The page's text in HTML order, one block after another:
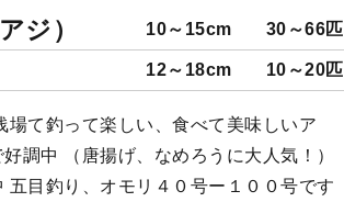
ジ） 10～15cm 30～66匹
12～18cm 10～20匹
場て釣って楽しい、食べて美味しいア
調中 （唐揚げ、なめろうに大人気！）
五目釣り、オモリ４０号ー１００号です